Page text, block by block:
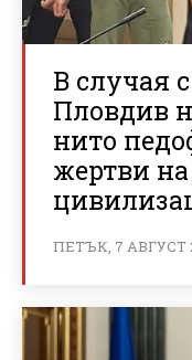
В случая
Пловдив
нито
жертви
ПЕТЪК, 7 АВГУСТ